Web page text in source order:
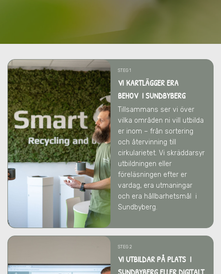
STEG 1
VI KARTLÄGGER ERA
BEHOV I SUNDBYBERG
Tillsammans ser vi över
vilka områden ni vill utbilda
er inom – från sortering
och återvinning till
cirkularietet. Vi skräddarsyr
utbildningen eller
föreläsningen efter er
vardag, era utmaningar
och era hållbarhetsmål
i
Sundbyberg.
STEG 2
VI UTBILDAR PÅ PLATS I